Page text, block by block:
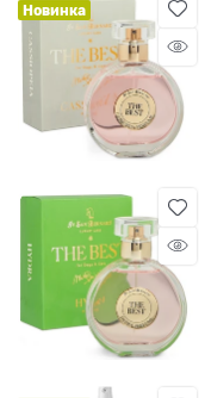
Новинка